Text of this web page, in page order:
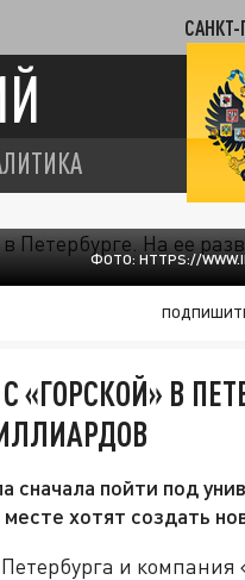
САНКТ-
ФОТО: HTTPS://
«ГОРСКОЙ» В
пойти под
хотят создать
и компания